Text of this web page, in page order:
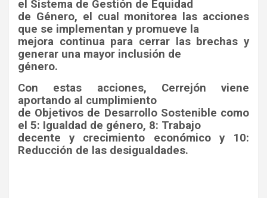
el Sistema de Gestión de Equidad
de Género, el cual monitorea las acciones
que se implementan y promueve la
mejora continua para cerrar las brechas y
generar una mayor inclusión de
género.
Con estas acciones, Cerrejón viene
aportando al cumplimiento
de Objetivos de Desarrollo Sostenible como
el 5: Igualdad de género, 8: Trabajo
decente y crecimiento económico y 10:
Reducción de las desigualdades.